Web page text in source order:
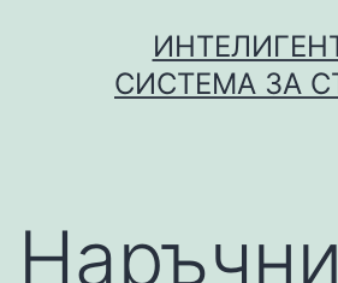
СИСТЕМА ЗА